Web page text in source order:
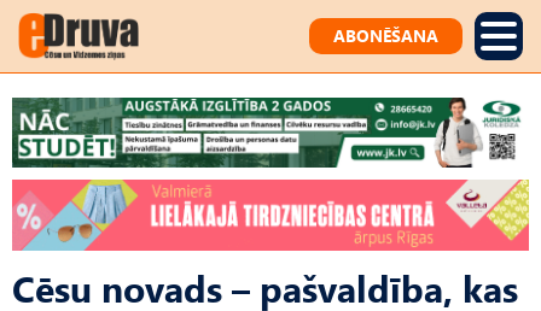
ABONĒŠANA
Cēsu novads – pašvaldība, kas